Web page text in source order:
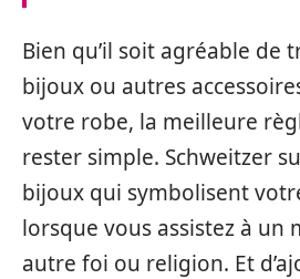
Bien qu’il soit agréable de
bijoux ou autres
votre robe, la meilleure
rester simple. Schweitzer
bijoux qui symbolisent
lorsque vous assistez à un
autre foi ou religion. Et